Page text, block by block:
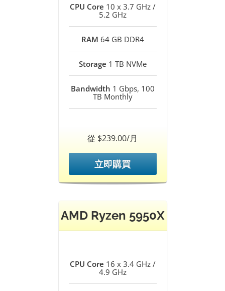
CPU Core 10 x 3.7 GHz /
5.2 GHz
RAM 64 GB DDR4
Storage 1 TB NVMe
Bandwidth 1 Gbps, 100
TB Monthly
從 $239.00/月
立即購買
AMD Ryzen 5950X
CPU Core 16 x 3.4 GHz /
4.9 GHz